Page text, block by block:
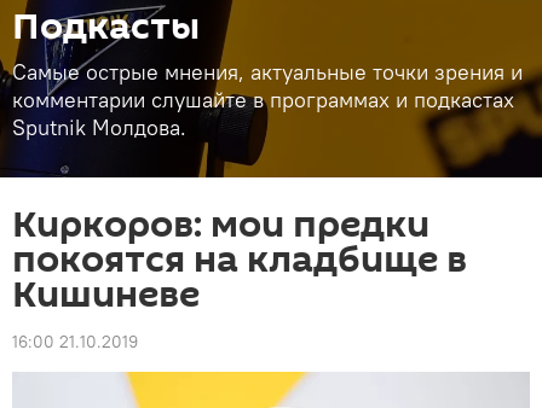
Подкасты
Самые острые мнения, актуальные точки зрения и
комментарии слушайте в программах и подкастах
Sputnik Молдова.
Киркоров: мои предки
покоятся на кладбище в
Кишиневе
16:00 21.10.2019